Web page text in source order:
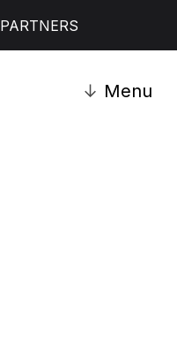
PARTNERS
↓ Menu